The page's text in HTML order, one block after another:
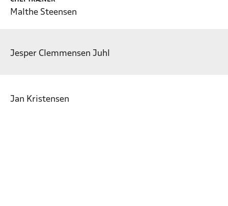
Malthe Steensen
Jesper Clemmensen Juhl
Jan Kristensen